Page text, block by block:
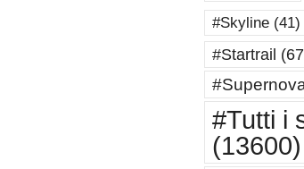
#Skyline(41)
#Startrail
#Tutti i
(13600)